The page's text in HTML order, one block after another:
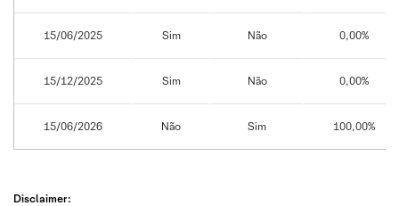
15/06/2025 Sim Não 0,00%
15/12/2025 Sim Não 0,00%
15/06/2026 Não Sim 100,00%
Disclaimer: